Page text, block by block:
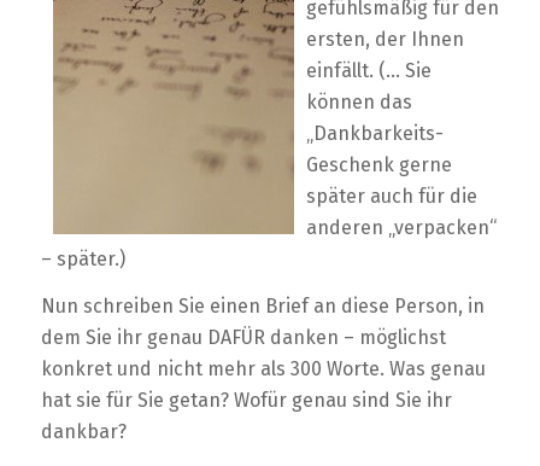
gefühlsmäßig für den
ersten, der Ihnen
einfällt. (… Sie
können das
„Dankbarkeits-
Geschenk gerne
später auch für die
anderen „verpacken“
– später.)
Nun schreiben Sie einen Brief an diese Person, in
dem Sie ihr genau DAFÜR danken – möglichst
konkret und nicht mehr als 300 Worte. Was genau
hat sie für Sie getan? Wofür genau sind Sie ihr
dankbar?